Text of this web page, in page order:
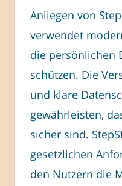
Anliegen von
verwendet
die persönlichen
schützen. Die
und klare
gewährleisten,
sicher sind.
gesetzlichen
den Nutzern die